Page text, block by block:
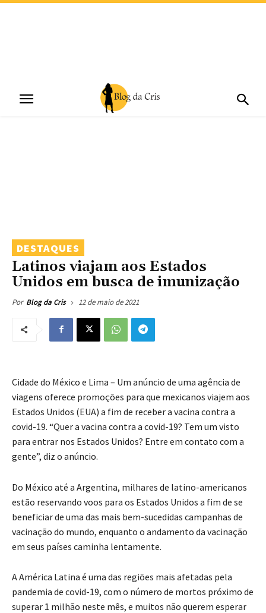
DESTAQUES
Latinos viajam aos Estados
Unidos em busca de imunização
Por Blog da Cris 12 de maio de 2021
Cidade do México e Lima – Um anúncio de uma agência de
viagens oferece promoções para que mexicanos viajem aos
Estados Unidos (EUA) a fim de receber a vacina contra a
covid-19. “Quer a vacina contra a covid-19? Tem um visto
para entrar nos Estados Unidos? Entre em contato com a
gente”, diz o anúncio.
Do México até a Argentina, milhares de latino-americanos
estão reservando voos para os Estados Unidos a fim de se
beneficiar de uma das mais bem-sucedidas campanhas de
vacinação do mundo, enquanto o andamento da vacinação
em seus países caminha lentamente.
A América Latina é uma das regiões mais afetadas pela
pandemia de covid-19, com o número de mortos próximo de
superar 1 milhão neste mês, e muitos não querem esperar